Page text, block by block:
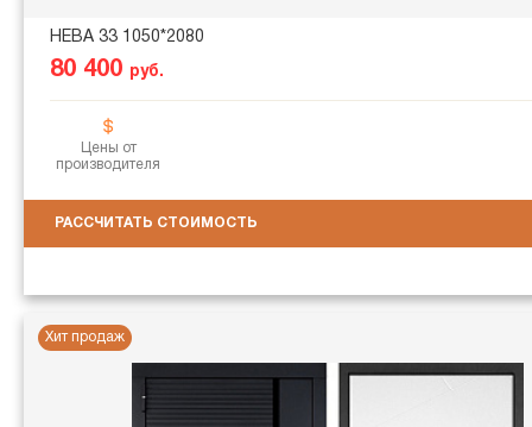
НЕВА 33 1050*2080
80 400 руб.
Цены от
производителя
РАССЧИТАТЬ СТОИМОСТЬ
Хит продаж